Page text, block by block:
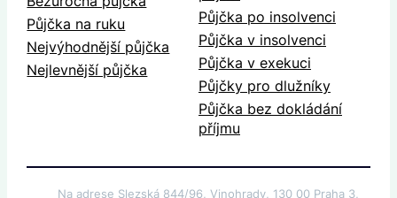
Půjčka na ruku
Nejvýhodnější půjčka
Nejlevnější půjčka
Půjčka po insolvenci
Půjčka v insolvenci
Půjčka v exekuci
Půjčky pro dlužníky
Půjčka bez dokládání
příjmu
Na adrese Slezská 844/96, Vinohrady, 130 00 Praha 3,